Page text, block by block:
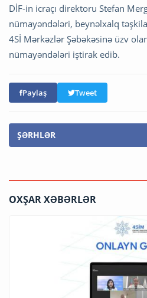
DİF-in icraçı direktoru Stefan
nümayəndələri, beynəlxalq
4Sİ Mərkəzlər Şəbəkəsinə üzv
nümayəndələri iştirak edib.
Paylaş Tweet
ŞƏRHLƏR
OXŞAR XƏBƏRLƏR